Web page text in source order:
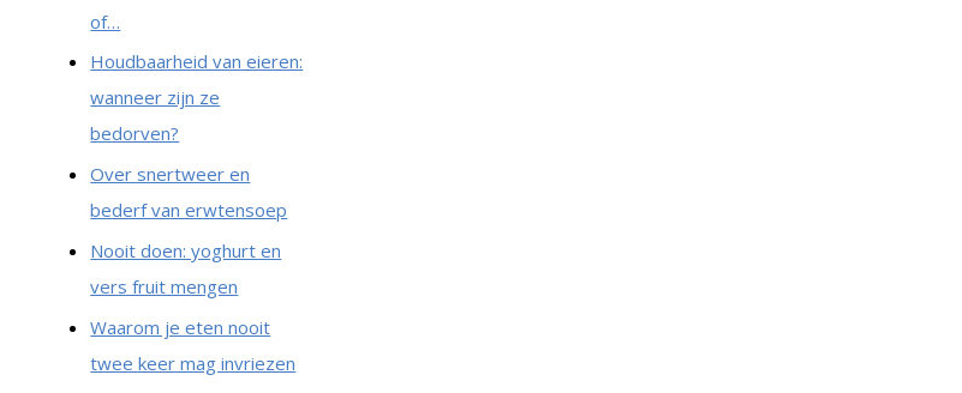
of…
Houdbaarheid van eieren:
wanneer zijn ze
bedorven?
Over snertweer en
bederf van erwtensoep
Nooit doen: yoghurt en
vers fruit mengen
Waarom je eten nooit
twee keer mag invriezen